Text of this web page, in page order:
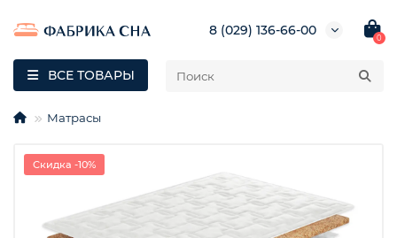
8 (029) 136-66-00
0
ВСЕ ТОВАРЫ
Матрасы
Скидка -10%